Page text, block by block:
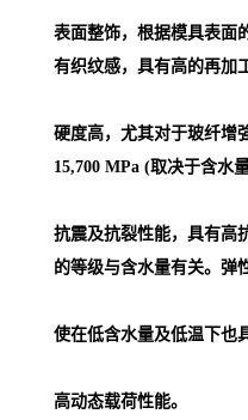
表面整饰，根据模具表面
有织纹感，具有高的再加
硬度高，尤其对于玻纤增
15,700 MPa (取决于含水量
抗震及抗裂性能，具有高
的等级与含水量有关。弹
使在低含水量及低温下也
高动态载荷性能。